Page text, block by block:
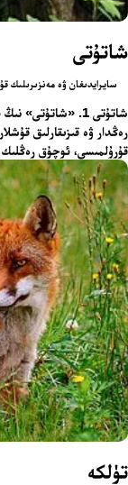
شاتۇتى
سايرايدىغان ۋە مەنزىرىلىك
شاتۇتى 1.
رەڭدار ۋە قىزىقارلىق
قۇرۇلمىسى، ئوچۇق
تۈلكە